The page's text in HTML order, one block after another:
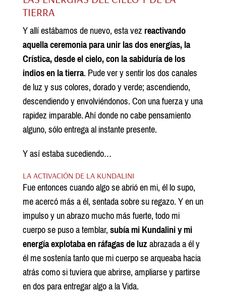
TIERRA
Y allí estábamos de nuevo, esta vezreactivando
aquella ceremonia para unir las dos energías, la
Crística, desde el cielo, con la sabiduría de los
indios en la tierra. Pude ver y sentir los dos canales
de luz y sus colores, dorado y verde; ascendiendo,
descendiendo y envolviéndonos. Con una fuerza y una
rapidez imparable. Ahí donde no cabe pensamiento
alguno, sólo entrega al instante presente.
Y así estaba sucediendo…
LA ACTIVACIÓN DE LA KUNDALINI
Fue entonces cuando algo se abrió en mi, él lo supo,
me acercó más a él, sentada sobre su regazo. Y en un
impulso y un abrazo mucho más fuerte, todo mi
cuerpo se puso a temblar,subía mi Kundalini y mi
energía explotaba en ráfagas de luzabrazada a él y
él me sostenía tanto que mi cuerpo se arqueaba hacia
atrás como si tuviera que abrirse, ampliarse y partirse
en dos para entregar algo a la Vida.